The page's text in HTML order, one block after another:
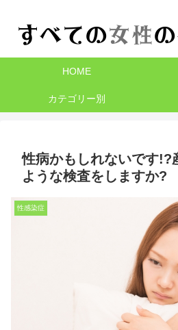
HOME
カテゴリー別
性病かもしれないです!?
ような検査をしますか?
性感染症